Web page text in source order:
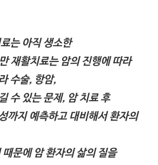
는 아직 생소한
재활치료는 암의 진행에 따라
수술, 항암,
수 있는 문제, 암 치료 후
까지 예측하고 대비해서 환자의
문에 암 환자의 삶의 질을